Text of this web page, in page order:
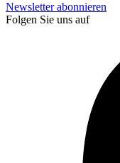
Newsletter abonnieren
Folgen Sie uns auf